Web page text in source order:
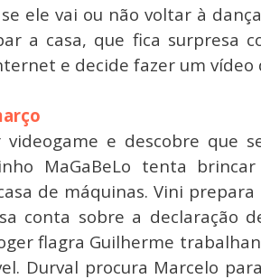
ele vai ou não voltar à
a casa, que fica surpresa
e decide fazer um vídeo
videogame e descobre que
MaGaBeLo tenta
de máquinas. Vini
conta sobre a declaração
flagra Guilherme
Durval procura Marcelo